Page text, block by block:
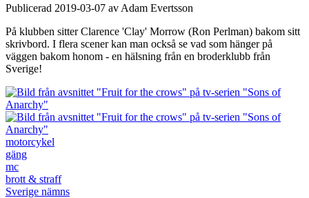
Publicerad 2019-03-07 av Adam Evertsson
På klubben sitter Clarence 'Clay' Morrow (Ron Perlman) bakom sitt
skrivbord. I flera scener kan man också se vad som hänger på
väggen bakom honom - en hälsning från en broderklubb från
Sverige!
motorcykel
gäng
mc
brott & straff
Sverige nämns